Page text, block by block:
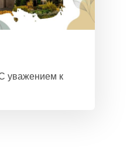
уважением к